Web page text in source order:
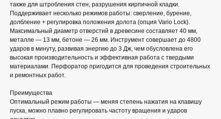
также для штробления стен, разрушения кирпичной кладки.
Поддерживает несколько режимов работы: сверление, бурение,
долбление + регулировка положения долота (опция Vario Lock).
Максимальный диаметр отверстий в древесине составляет 40 мм,
металле — 13 мм, бетоне — 26 мм. Инструмент совершает до 4800
ударов в минуту, развивая энергию до 3 Дж, чем обусловлена его
высокая производительность и эффективная работа с твердыми
материалами. Перфоратор пригодится для проведения строительных
и ремонтных работ.
Преимущества
Оптимальный режим работы — меняя степень нажатия на клавишу
пуска, можно плавно регулировать частоту вращения и ударов